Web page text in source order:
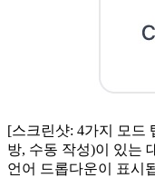
[스크린샷: 4가지 모드
방, 수동 작성)이 있는
언어 드롭다운이 표시